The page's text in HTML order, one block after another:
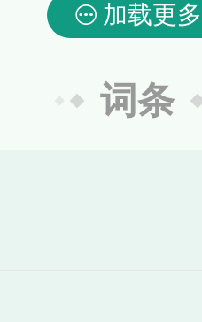
加载更多
词条